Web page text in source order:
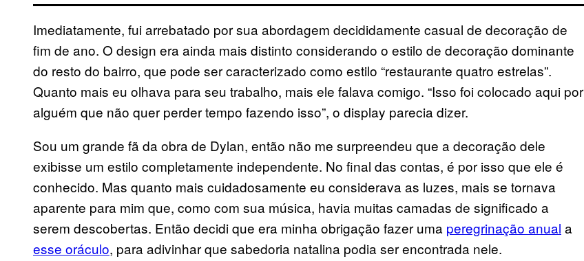
Imediatamente, fui arrebatado por sua abordagem decididamente casual de decoração de
fim de ano. O design era ainda mais distinto considerando o estilo de decoração dominante
do resto do bairro, que pode ser caracterizado como estilo “restaurante quatro estrelas”.
Quanto mais eu olhava para seu trabalho, mais ele falava comigo. “Isso foi colocado aqui por
alguém que não quer perder tempo fazendo isso”, o display parecia dizer.
Sou um grande fã da obra de Dylan, então não me surpreendeu que a decoração dele
exibisse um estilo completamente independente. No final das contas, é por isso que ele é
conhecido. Mas quanto mais cuidadosamente eu considerava as luzes, mais se tornava
aparente para mim que, como com sua música, havia muitas camadas de significado a
serem descobertas. Então decidi que era minha obrigação fazer uma peregrinação anual a
esse oráculo, para adivinhar que sabedoria natalina podia ser encontrada nele.